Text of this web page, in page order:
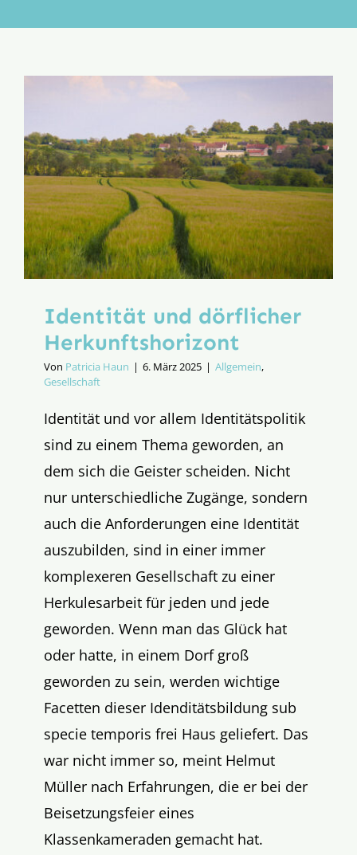
Aktion
Identität und dörflicher
Herkunftshorizont
Von Patricia Haun | 6. März 2025 | Allgemein,
Gesellschaft
Identität und vor allem Identitätspolitik
sind zu einem Thema geworden, an
dem sich die Geister scheiden. Nicht
nur unterschiedliche Zugänge, sondern
auch die Anforderungen eine Identität
auszubilden, sind in einer immer
komplexeren Gesellschaft zu einer
Herkulesarbeit für jeden und jede
geworden. Wenn man das Glück hat
oder hatte, in einem Dorf groß
geworden zu sein, werden wichtige
Facetten dieser Idenditätsbildung sub
specie temporis frei Haus geliefert. Das
war nicht immer so, meint Helmut
Müller nach Erfahrungen, die er bei der
Beisetzungsfeier eines
Klassenkameraden gemacht hat.